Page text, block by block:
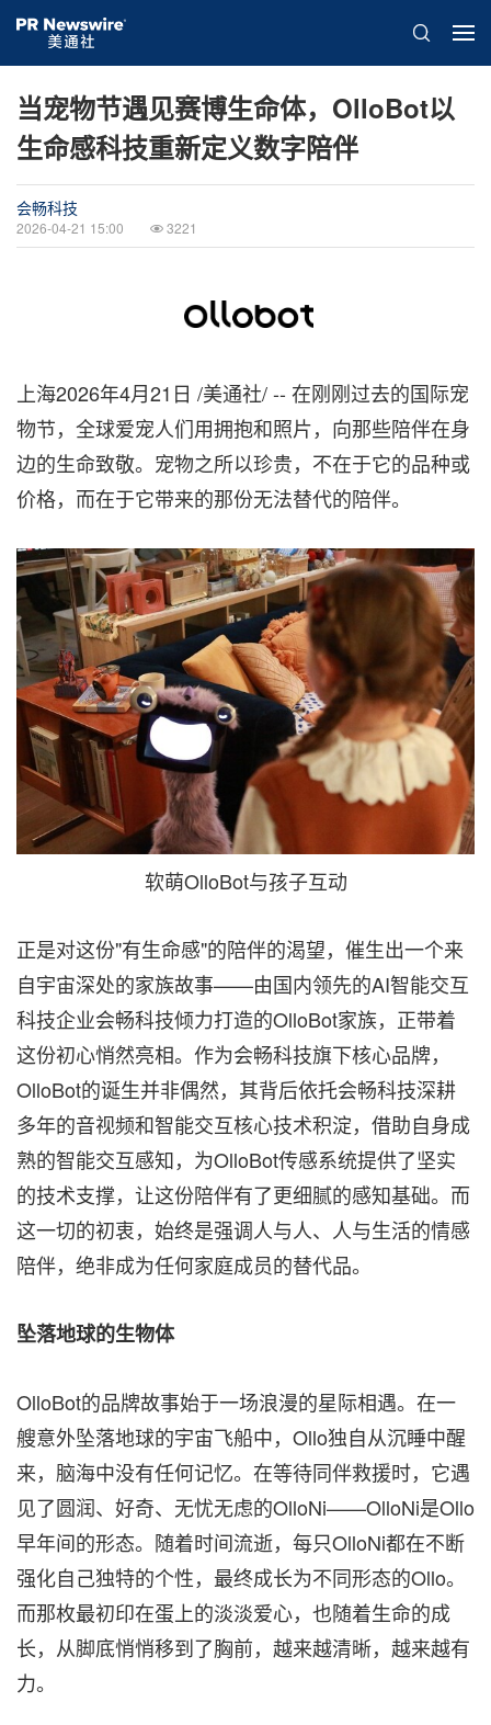
当宠物节遇见赛博生命体，OlloBot以
生命感科技重新定义数字陪伴
会畅科技
2026-04-21 15:00 3221
上海2026年4月21日 /美通社/ -- 在刚刚过去的国际宠
物节，全球爱宠人们用拥抱和照片，向那些陪伴在身
边的生命致敬。宠物之所以珍贵，不在于它的品种或
价格，而在于它带来的那份无法替代的陪伴。
软萌OlloBot与孩子互动
正是对这份"有生命感"的陪伴的渴望，催生出一个来
自宇宙深处的家族故事——由国内领先的AI智能交互
科技企业会畅科技倾力打造的OlloBot家族，正带着
这份初心悄然亮相。作为会畅科技旗下核心品牌，
OlloBot的诞生并非偶然，其背后依托会畅科技深耕
多年的音视频和智能交互核心技术积淀，借助自身成
熟的智能交互感知，为OlloBot传感系统提供了坚实
的技术支撑，让这份陪伴有了更细腻的感知基础。而
这一切的初衷，始终是强调人与人、人与生活的情感
陪伴，绝非成为任何家庭成员的替代品。
坠落地球的生物体
OlloBot的品牌故事始于一场浪漫的星际相遇。在一
艘意外坠落地球的宇宙飞船中，Ollo独自从沉睡中醒
来，脑海中没有任何记忆。在等待同伴救援时，它遇
见了圆润、好奇、无忧无虑的OlloNi——OlloNi是Ollo
早年间的形态。随着时间流逝，每只OlloNi都在不断
强化自己独特的个性，最终成长为不同形态的Ollo。
而那枚最初印在蛋上的淡淡爱心，也随着生命的成
长，从脚底悄悄移到了胸前，越来越清晰，越来越有
力。